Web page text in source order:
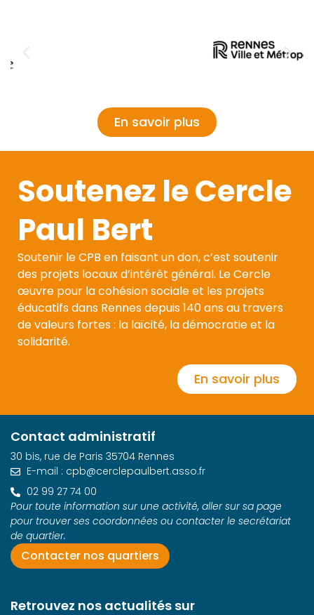
En savoir plus
Soutenez le Cercle
Paul Bert
Soutenir le CPB en faisant un don, c’est soutenir
des projets locaux d’intérêt général. Le Cercle
œuvre pour la cohésion sociale et les projets
éducatifs dans Rennes depuis 140 ans au travers
de valeurs fortes : la laïcité, la démocratie et la
solidarité.
En savoir plus
Retrouvez nos actualités sur
Contact administratif
30 bis, rue de Paris 35704 Rennes
E-mail : cpb@cerclepaulbert.asso.fr
02 99 27 74 00
Pour toute information sur une activité, aller sur sa page
pour trouver ses coordonnées ou contacter le secrétariat
de quartier.
Contacter nos quartiers